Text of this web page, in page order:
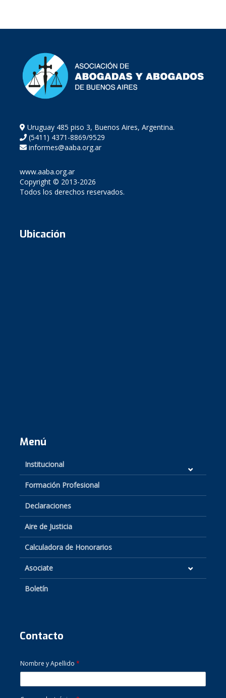
Uruguay 485 piso 3, Buenos Aires, Argentina.
(5411) 4371-8869/9529
informes@aaba.org.ar
www.aaba.org.ar
Copyright © 2013-2026
Todos los derechos reservados.
Ubicación
Menú
Institucional
Formación Profesional
Declaraciones
Aire de Justicia
Calculadora de Honorarios
Asociate
Boletín
Contacto
Nombre y Apellido *